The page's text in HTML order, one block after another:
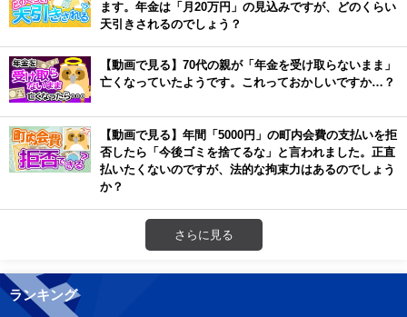
ます。年金は「月20万円」の見込みですが、どのくらい
天引きされるのでしょう？
【動画で見る】70代の親が「年金を受け取らないまま」
亡くなっていたようです。これっておかしいですか…？
【動画で見る】年間「5000円」の町内会費の支払いを拒
否したら「今後ゴミを捨てるな」と言われました。正直
払いたくないのですが、法的な拘束力はあるのでしょう
か？
さらに見る
ランキング